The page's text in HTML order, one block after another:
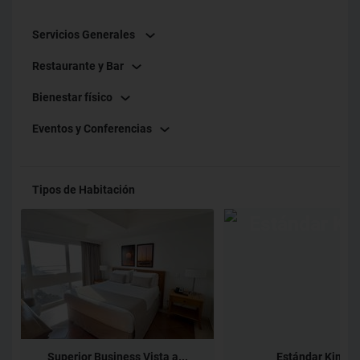
Servicios Generales
Restaurante y Bar
Bienestar físico
Eventos y Conferencias
Tipos de Habitación
Superior Business Vista a... Estándar King